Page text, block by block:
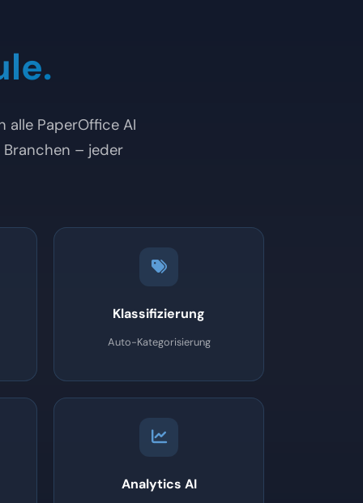
alle PaperOffice AI
– jeder
Klassifizierung
Auto-Kategorisierung
Analytics AI